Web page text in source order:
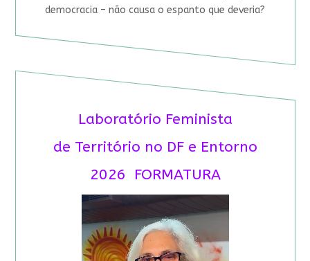
democracia – não causa o espanto que deveria?
Laboratório Feminista
de Território no DF e Entorno
2026 FORMATURA